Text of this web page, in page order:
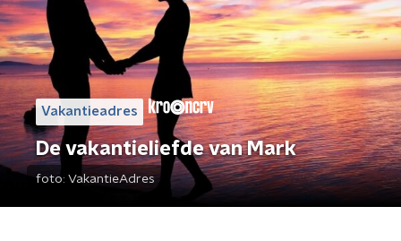
Vakantieadres
De vakantieliefde van Mark
foto: VakantieAdres